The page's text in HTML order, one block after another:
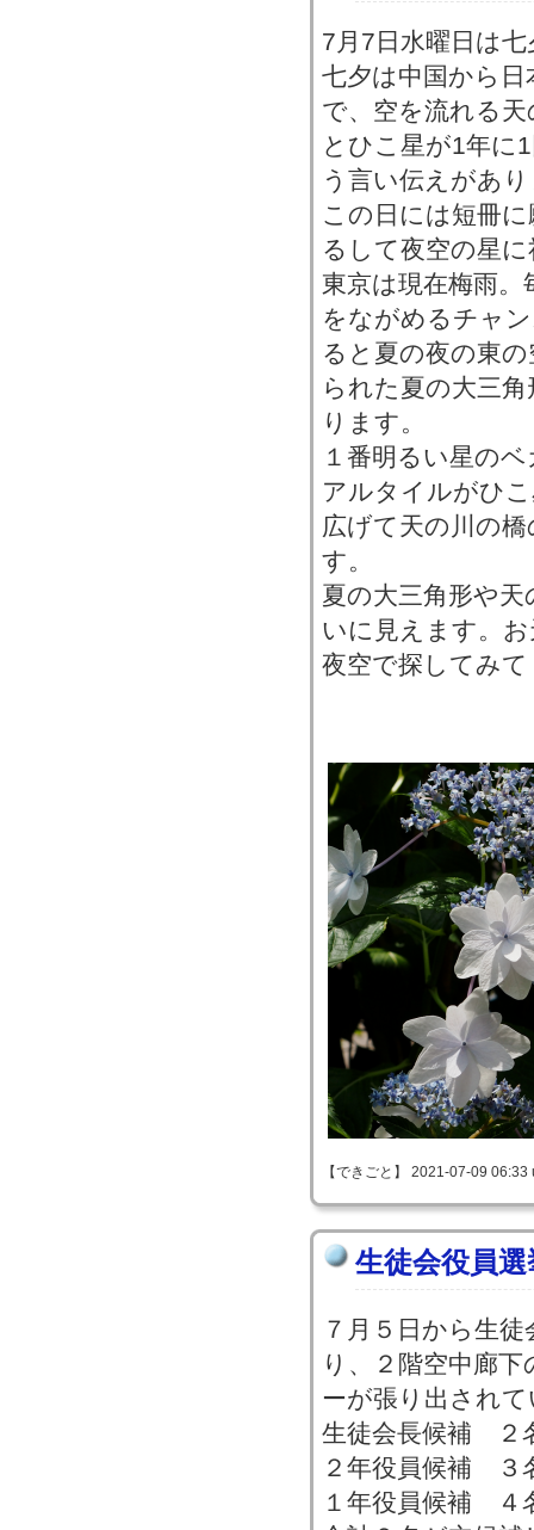
7月7日水曜日は
七夕は中国から
で、空を流れる
とひこ星が1年に
う言い伝えがあ
この日には短冊
るして夜空の星
東京は現在梅雨
をながめるチャ
ると夏の夜の東
られた夏の大三
ります。
１番明るい星の
アルタイルがひ
広げて天の川の
す。
夏の大三角形や
いに見えます。
夜空で探してみ
【できごと】 2021-07-09
生徒会役員
７月５日から生
り、２階空中廊
ーが張り出され
生徒会長候補 ２
２年役員候補 ３
１年役員候補 ４